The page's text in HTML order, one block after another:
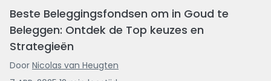
Beste Beleggingsfondsen om in Goud te
Beleggen: Ontdek de Top keuzes en
Strategieën
Door Nicolas van Heugten